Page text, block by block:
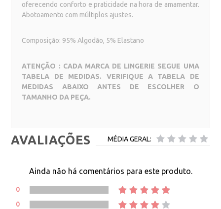
oferecendo conforto e praticidade na hora de amamentar.
Abotoamento com múltiplos ajustes.
Composição: 95% Algodão, 5% Elastano
ATENÇÃO : CADA MARCA DE LINGERIE SEGUE UMA
TABELA DE MEDIDAS. VERIFIQUE A TABELA DE
MEDIDAS ABAIXO ANTES DE ESCOLHER O
TAMANHO DA PEÇA.
AVALIAÇÕES MÉDIA GERAL:
Ainda não há comentários para este produto.
0
0